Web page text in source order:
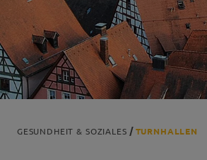
GESUNDHEIT & SOZIALES TURNHALLEN